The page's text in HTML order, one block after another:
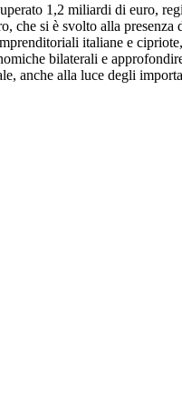
1,2 miliardi di euro,
che si è svolto alla presenza
italiane e
bilaterali e
anche alla luce degli